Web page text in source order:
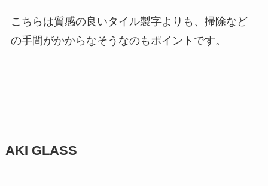
こちらは質感の良いタイル製字よりも、掃除など
の手間がかからなそうなのもポイントです。
AKI GLASS